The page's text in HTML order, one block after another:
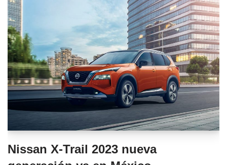
Nissan X-Trail 2023 nueva